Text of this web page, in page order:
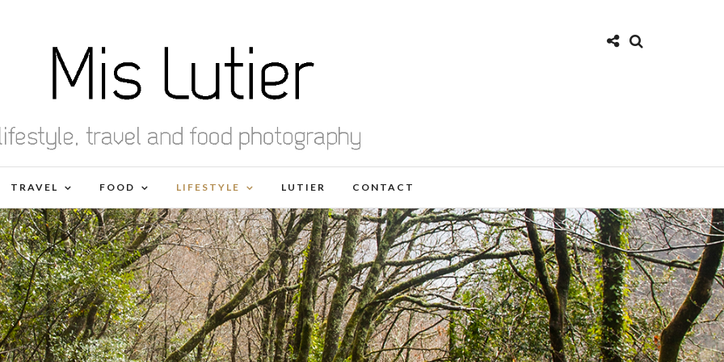
TRAVEL FOOD LIFESTYLE LUTIER CONTACT